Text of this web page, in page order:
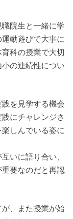
院生と一緒に学
動遊びで大事に
科の授業で大切
の連続性につい
を見学する機会
にチャレンジさ
しんでいる姿に
いに語り合い、
要なのだと再認
、また授業が始